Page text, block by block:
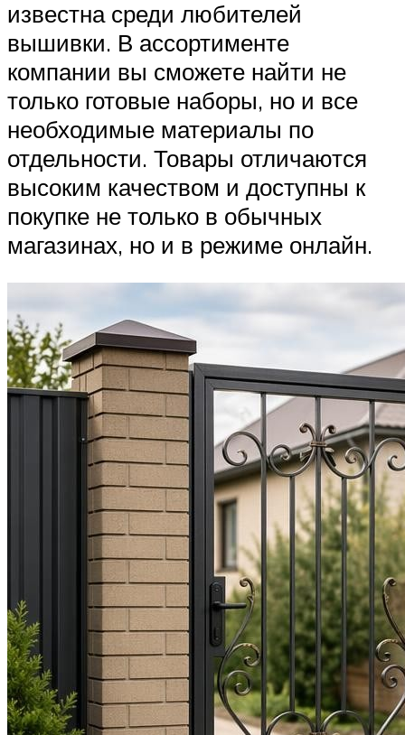
известна среди любителей
вышивки. В ассортименте
компании вы сможете найти не
только готовые наборы, но и все
необходимые материалы по
отдельности. Товары отличаются
высоким качеством и доступны к
покупке не только в обычных
магазинах, но и в режиме онлайн.